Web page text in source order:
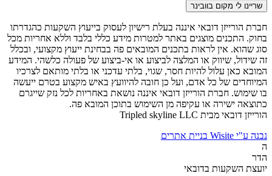
שריינו לי מקום בוובינר
חברת הורייזן דובאי איננה בעלת רישיון לעסוק בייעוץ השקעות כהגדרתו
בחוק. התכנים מוצגים באתר למטרות מידע כללי בלבד וללא אחריות מכל
סוג שהוא. אין לראות בתכנים המובאים פה בבחינת ייעוץ מקצועי, ובכלל
זה שידול, שיווק או המלצה לביצוע או אי-ביצוע של פעולה כלשהי. המידע
המובא כאן עלול להיות חסר, שגוי, בלתי עדכני או בלתי מותאם לצרכיו
המיוחדים של כל אדם, ועל כן חובה להיוועץ באיש מקצוע בטרם ייעשה
בו שימוש. חברת הורייזן דובאי איננה נושאת באחריות לכל נזק שייגרם
כתוצאה ישירה או עקיפה מן השימוש בתוכן המובא פה.
הורייזן דובאי מבית Tripled skyline LLC
נבנה ע"י Wisite בניית אתרים
ה
הדר
יועצת השקעות בדובאי